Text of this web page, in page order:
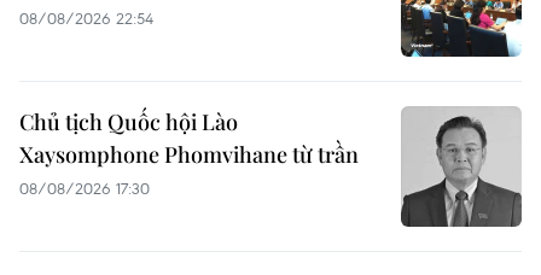
08/08/2026 22:54
Chủ tịch Quốc hội Lào
Xaysomphone Phomvihane từ trần
08/08/2026 17:30